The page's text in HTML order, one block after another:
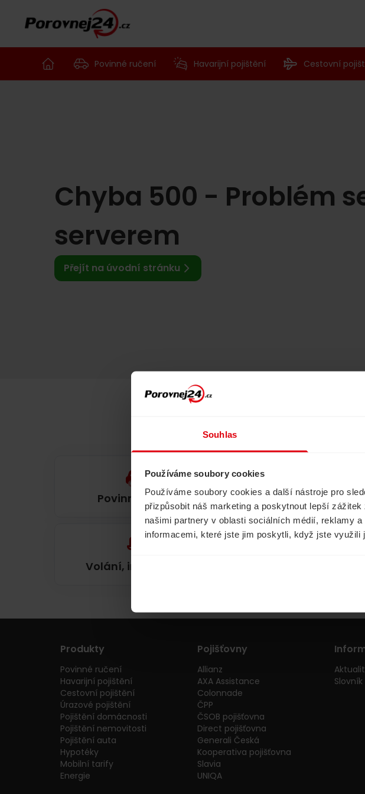
Souhlas
Používáme soubory cookies
Používáme soubory cookies a další nástroje pro
přizpůsobit náš marketing a poskytnout lepší
našimi partnery v oblasti sociálních médií, reklamy
informacemi, které jste jim poskytli, když jste
Povinné ručení Havarijní pojištění Cestovní
Chyba 500 - Problém
serverem
Přejít na úvodní stránku
Povinné ručení Havarijní pojištění
Volání, internet, TV
Produkty
Povinné ručení
Havarijní pojištění
Cestovní pojištění
Úrazové pojištění
Pojištění domácnosti
Pojištění nemovitosti
Pojištění auta
Hypotéky
Mobilní tarify
Energie
Pojišťovny
Allianz
AXA Assistance
Colonnade
ČPP
ČSOB pojišťovna
Direct pojišťovna
Generali Česká
Kooperativa pojišťovna
Slavia
UNIQA